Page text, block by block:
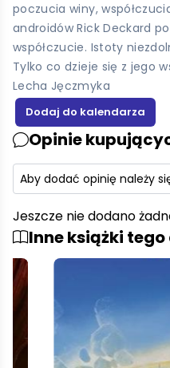
poczucia winy,
androidów Rick Deckard
współczucie. Istoty
Tylko co dzieje się z jego
Lecha Jęczmyka
Opinie
Aby dodać opinię należy
Jeszcze nie dodano
Inne książki